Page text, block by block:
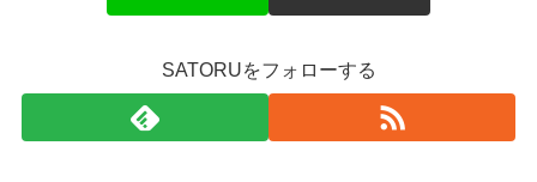
SATORUをフォローする